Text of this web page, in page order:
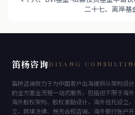
十六、BVI基金-私募投资基金申请
笛杨咨询致力于为中国客户出海提供从架构设计
的全方面全流程一站式服务，包括但不限于海
海外股权架构、股权激励设计，海外信托设立，